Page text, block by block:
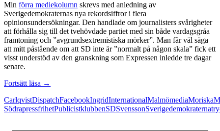
Min förra mediekolumn skrevs med anledning av
Sverigedemokraternas nya rekordsiffror i flera
opinionsundersökningar. Den handlade om journalisters svårigheter
att förhålla sig till det tvehövdade partiet med sin både vardagsgråa
framtoning och ”avgrundsextremistiska mörker”. Man får väl säga
att mitt påstående om att SD inte är ”normalt på någon skala” fick ett
visst understöd av den granskning som Expressen inledde tre dagar
senare.
Fortsätt läsa Publicistik
inte
censur
→
CarlqvistDispatchFacebookIngridInternationalMalmömediaMoriska
SödrapressfrihetPublicistklubbenSDSvenssonSverigedemokraterna